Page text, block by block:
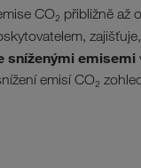
CO₂ přibližně až
sníženými emisemi
emisí CO₂